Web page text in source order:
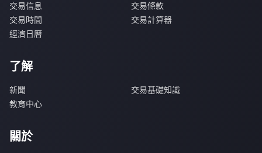
交易信息
交易條款
交易時間
交易計算器
經濟日曆
了解
新聞
交易基礎知識
教育中心
關於